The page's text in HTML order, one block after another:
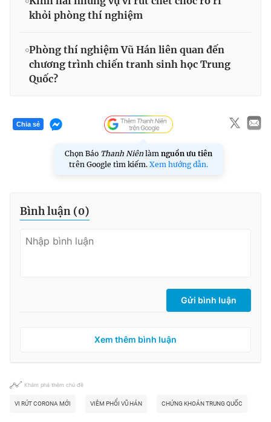
khỏi phòng thí nghiệm
Phòng thí nghiệm Vũ Hán liên quan đến
chương trình chiến tranh sinh học Trung
Quốc?
Chia sẻ
Chọn Báo Thanh Niên làm nguồn ưu tiên
trên Google tìm kiếm. Xem hướng dẫn.
Bình luận (0)
Gửi bình luận
Xem thêm bình luận
Khám phá thêm chủ đề
VI RÚT CORONA MỚI VIÊM PHỔI VŨ HÁN CHỨNG KHOÁN TRUNG QUỐC